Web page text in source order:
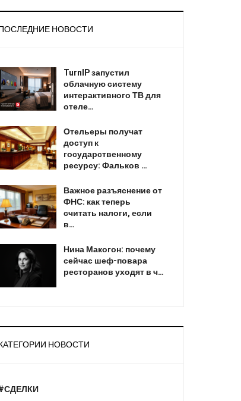
НОВОСТИ
TurnIP запустил
облачную систему
интерактивного ТВ для
отеле…
Отельеры получат
доступ к
государственному
ресурсу: Фальков …
Важное разъяснение от
ФНС: как теперь
считать налоги, если
в…
Нина Макогон: почему
сейчас шеф-повара
ресторанов уходят в ч…
НОВОСТИ